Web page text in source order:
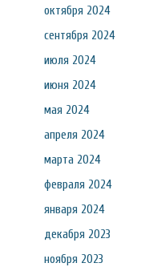
октября 2024
сентября 2024
июля 2024
июня 2024
мая 2024
апреля 2024
марта 2024
февраля 2024
января 2024
декабря 2023
ноября 2023